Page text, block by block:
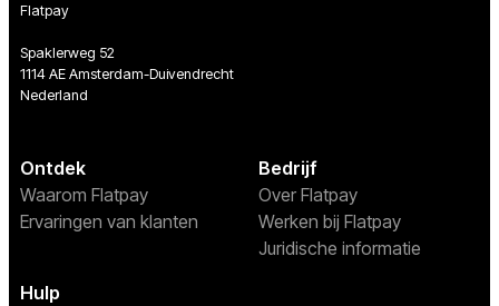
Flatpay
Spaklerweg 52
1114 AE Amsterdam-Duivendrecht
Nederland
Ontdek
Waarom Flatpay
Ervaringen van klanten
Bedrijf
Over Flatpay
Werken bij Flatpay
Juridische informatie
Hulp